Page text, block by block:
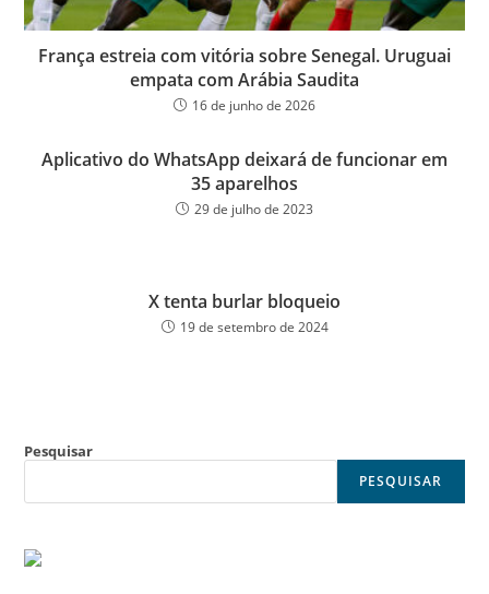
França estreia com vitória sobre Senegal. Uruguai
empata com Arábia Saudita
16 de junho de 2026
Aplicativo do WhatsApp deixará de funcionar em
35 aparelhos
29 de julho de 2023
X tenta burlar bloqueio
19 de setembro de 2024
Pesquisar
PESQUISAR